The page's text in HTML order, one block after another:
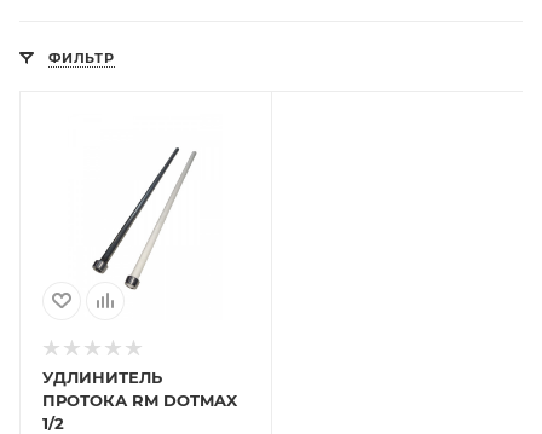
ФИЛЬТР
УДЛИНИТЕЛЬ
ПРОТОКА RM DOTMAX
1/2